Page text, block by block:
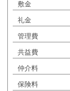
敷金
礼金
管理費
共益費
仲介料
保険料